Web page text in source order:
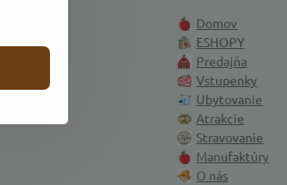
Domov
ESHOPY
Predajňa
Vstupenky
Ubytovanie
Atrakcie
Stravovanie
Manufaktúry
O nás